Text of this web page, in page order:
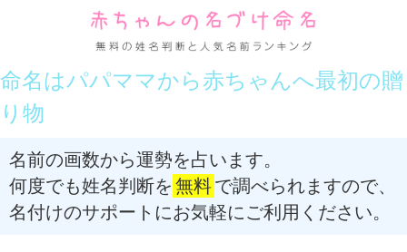
命名はパパママから赤ちゃんへ最初の贈
り物
名前の画数から運勢を占います。
何度でも姓名判断を 無料で調べられますので、
名付けのサポートにお気軽にご利用ください。